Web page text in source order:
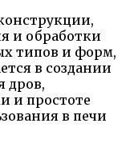
и обработки
типов и форм,
в создании
дров,
и простоте
в печи